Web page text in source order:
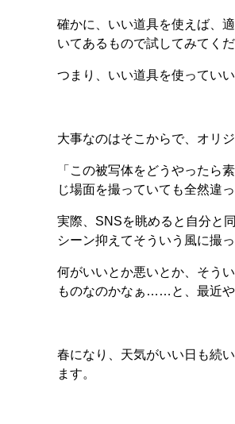
確かに、いい道具を使えば、
いてあるもので試してみてく
つまり、いい道具を使ってい
大事なのはそこからで、オリ
「この被写体をどうやったら
じ場面を撮っていても全然違っ
実際、SNSを眺めると自分と
シーン抑えてそういう風に撮
何がいいとか悪いとか、そう
ものなのかなぁ……と、最近や
春になり、天気がいい日も続
ます。